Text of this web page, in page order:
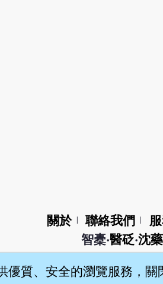
關於 聯絡我們
智橐‧醫砭‧沈
優質、安全的瀏覽服務，關